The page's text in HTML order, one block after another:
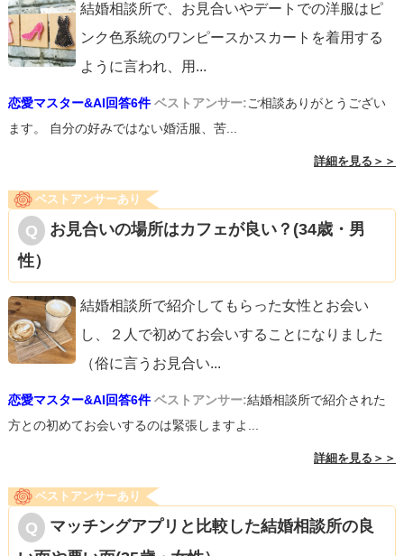
結婚相談所で、お見合いやデートでの洋服はピ
ンク色系統のワンピースかスカートを着用する
ように言われ、用 ...
恋愛マスター&AI回答6件 ベストアンサー:ご相談ありがとうござい
ます。 自分の好みではない婚活服、苦...
詳細を見る＞＞
ベストアンサーあり
お見合いの場所はカフェが良い？(34歳・男
性）
結婚相談所で紹介してもらった女性とお会い
し、２人で初めてお会いすることになりました
（俗に言うお見合い...
恋愛マスター&AI回答6件 ベストアンサー:結婚相談所で紹介された
方との初めてお会いするのは緊張しますよ...
詳細を見る＞＞
ベストアンサーあり
マッチングアプリと比較した結婚相談所の良